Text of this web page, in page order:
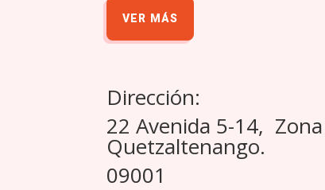
VER MÁS
Dirección:
22 Avenida 5-14,
Quetzaltenango.
09001